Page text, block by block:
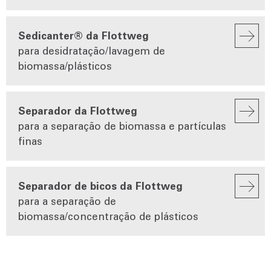
Sedicanter® da Flottweg
para desidratação/lavagem de
biomassa/plásticos
Separador da Flottweg
para a separação de biomassa e partículas
finas
Separador de bicos da Flottweg
para a separação de
biomassa/concentração de plásticos